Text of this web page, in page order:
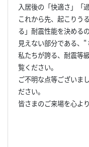
入居後の「快適さ」「
これから先、起こりう
る」耐震性能を決めるの
見えない部分である、"
私たちが誇る、耐震等
覧ください。
ご不明な点等ございま
ださい。
皆さまのご来場を心よ